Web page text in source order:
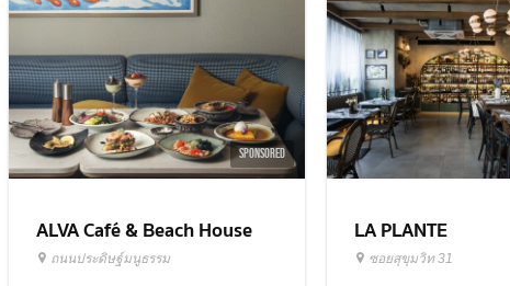
SPONSORED
ALVA Café & Beach House
ถนนประดิษฐ์มนูธรรม
LA PLANTE
ซอยสุขุมวิท 31